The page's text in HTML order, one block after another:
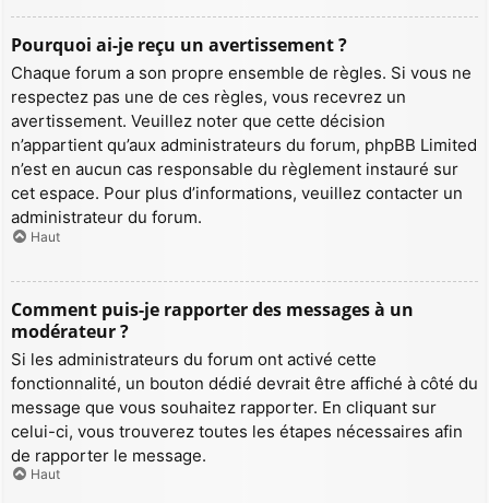
Pourquoi ai-je reçu un avertissement ?
Chaque forum a son propre ensemble de règles. Si vous ne
respectez pas une de ces règles, vous recevrez un
avertissement. Veuillez noter que cette décision
n’appartient qu’aux administrateurs du forum, phpBB Limited
n’est en aucun cas responsable du règlement instauré sur
cet espace. Pour plus d’informations, veuillez contacter un
administrateur du forum.
Haut
Comment puis-je rapporter des messages à un
modérateur ?
Si les administrateurs du forum ont activé cette
fonctionnalité, un bouton dédié devrait être affiché à côté du
message que vous souhaitez rapporter. En cliquant sur
celui-ci, vous trouverez toutes les étapes nécessaires afin
de rapporter le message.
Haut